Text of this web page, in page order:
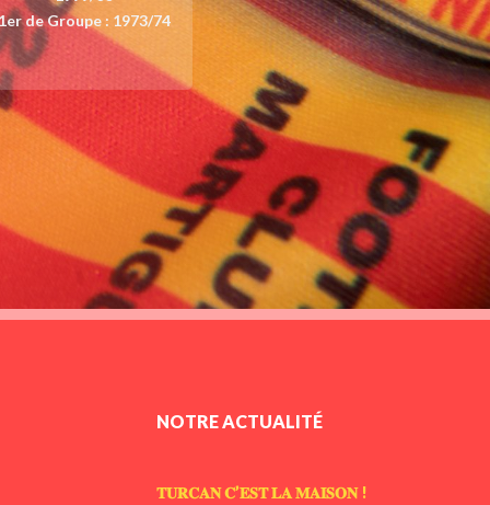
de Groupe : 1973/74
NOTRE ACTUALITÉ
𝐓𝐔𝐑𝐂𝐀𝐍 𝐂’𝐄𝐒𝐓 𝐋𝐀 𝐌𝐀𝐈𝐒𝐎𝐍 !